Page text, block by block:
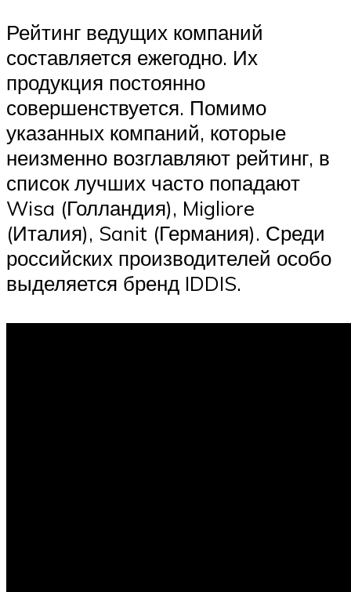
Рейтинг ведущих компаний
составляется ежегодно. Их
продукция постоянно
совершенствуется. Помимо
указанных компаний, которые
неизменно возглавляют рейтинг, в
список лучших часто попадают
Wisa (Голландия), Migliore
(Италия), Sanit (Германия). Среди
российских производителей особо
выделяется бренд IDDIS.